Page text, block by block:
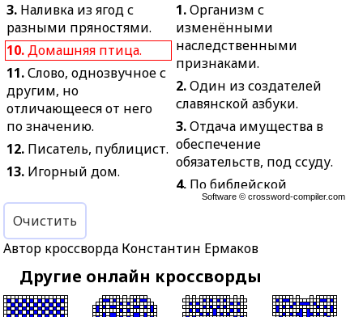
3. Наливка из ягод с
разными пряностями.
10.Домашняя птица.
11.Слово, однозвучное с
другим, но
отличающееся от него
по значению.
12. Писатель, публицист.
13. Игорный дом.
параллелей на Земле, на
которой Солнце
оказывается в зените в
день солнцестояния.
15.Хирургическая
повязка при переломах.
1.Организм с
изменёнными
наследственными
признаками.
2.Один из создателей
славянской азбуки.
3.Отдача имущества в
обеспечение
обязательств, под ссуду.
4. По библейской
легенде: наводнение,
людей.
5.Отвердевший
верхний слой чего–
Software ©crossword-compiler.com
Очистить
Автор кроссворда Константин Ермаков
Другие онлайн кроссворды